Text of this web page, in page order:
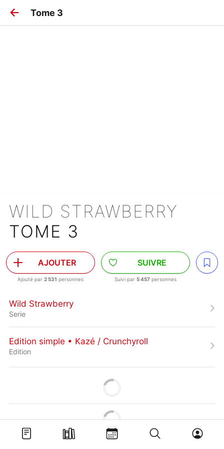
Tome 3
WILD STRAWBERRY
TOME 3
AJOUTER
Ajouté par 2 531 personnes
SUIVRE
Suivi par 5 457 personnes
Wild Strawberry
Serie
Edition simple • Kazé / Crunchyroll
Edition